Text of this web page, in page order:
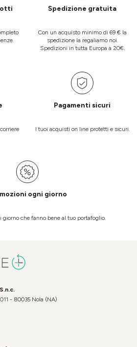
Spedizione gratuita
Con un acquisto minimo di 69 € la
spedizione la regaliamo noi.
Spedizioni in tutta Europa a 20€.
Pagamenti sicuri
I tuoi acquisti on line protetti e sicuri.
ogni giorno
giorno che fanno bene al tuo portafoglio.
- 80035 Nola (NA)